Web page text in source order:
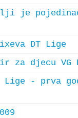
je
DT Lige
za djecu VG
- prva